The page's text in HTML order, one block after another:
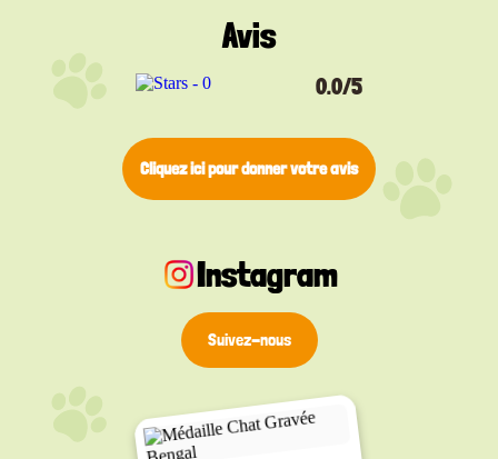
identification claire qui correspond à la personnalité
de votre chat. Un accessoire discret mais essentiel
pour sa sécurité.
Instagram
Suivez-nous
Avis
0.0/5
Cliquez ici pour donner votre avis